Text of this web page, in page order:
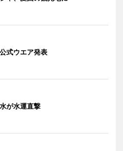
式ウエア発表
が水運直撃